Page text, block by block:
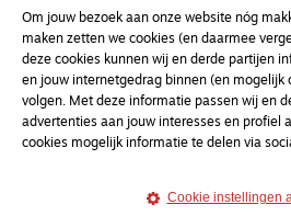
Kvk-nummer 33277063
NL46 INGB 0117 5827 86
info@onderwegonline.nl
Om jouw bezoek aan onze website nóg
maken zetten we cookies (en daarmee
deze cookies kunnen wij en derde partijen
en jouw internetgedrag binnen (en mogelijk
volgen. Met deze informatie passen wij en
advertenties aan jouw interesses en profiel
cookies mogelijk informatie te delen via
Cookie instellingen